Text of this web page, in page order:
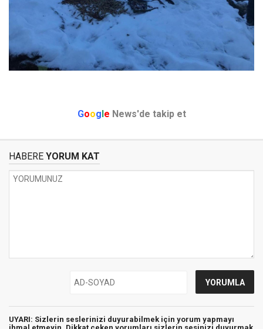
Google News'de takip et
HABERE YORUM KAT
UYARI: Sizlerin seslerinizi duyurabilmek için yorum yapmayı
ihmal etmeyin. Dikkat çeken yorumları sizlerin sesinizi duyurmak